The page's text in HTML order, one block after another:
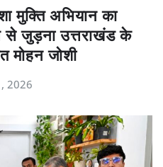
अभियान का
से जुड़ना उत्तराखंड के
मोहन जोशी
2026